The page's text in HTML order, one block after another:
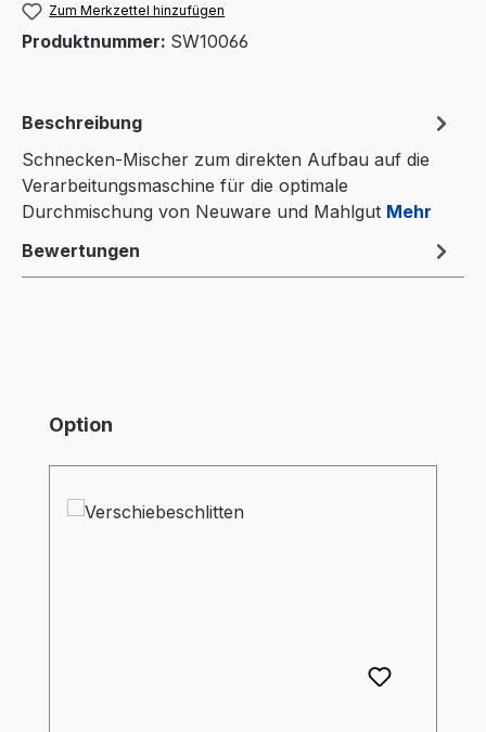
Zum Merkzettel hinzufügen
Produktnummer: SW10066
Beschreibung
Schnecken-Mischer zum direkten Aufbau auf die
Verarbeitungsmaschine für die optimale
Durchmischung von Neuware und Mahlgut Mehr
Bewertungen
Produktgalerie überspringen
Option